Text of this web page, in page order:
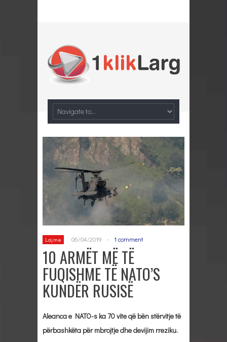
Lajme 06/04/2019 - 1 comment
10 ARMËT MË TË
FUQISHME TË NATO’S
KUNDËR RUSISË
Aleanca e NATO-s ka 70 vite që bën stërvitje të
përbashkëta për mbrojtje dhe devijim rreziku.